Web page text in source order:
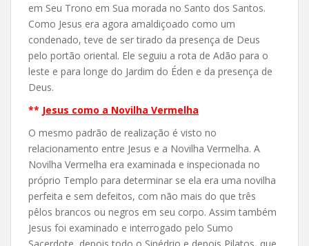
em Seu Trono em Sua morada no Santo dos Santos.
Como Jesus era agora amaldiçoado como um
condenado, teve de ser tirado da presença de Deus
pelo portão oriental. Ele seguiu a rota de Adão para o
leste e para longe do Jardim do Éden e da presença de
Deus.
** Jesus como a Novilha Vermelha
O mesmo padrão de realização é visto no
relacionamento entre Jesus e a Novilha Vermelha. A
Novilha Vermelha era examinada e inspecionada no
próprio Templo para determinar se ela era uma novilha
perfeita e sem defeitos, com não mais do que três
pêlos brancos ou negros em seu corpo. Assim também
Jesus foi examinado e interrogado pelo Sumo